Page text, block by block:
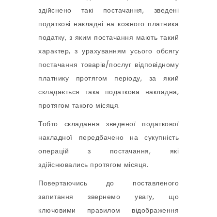
здійснено такі постачання, зведені
податкові накладні на кожного платника
податку, з яким постачання мають такий
характер, з урахуванням усього обсягу
постачання товарів/послуг відповідному
платнику протягом періоду, за який
складається така податкова накладна,
протягом такого місяця.
Тобто складання зведеної податкової
накладної передбачено на сукупність
операцій з постачання, які
здійснювались протягом місяця.
Повертаючись до поставленого
запитання звернемо увагу, що
ключовими правилом відображення